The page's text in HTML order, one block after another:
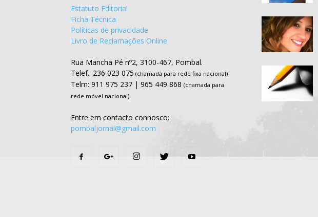
Estatuto Editorial
Ficha Técnica
Políticas de privacidade
Livro de Reclamações Online
Rua Mancha Pé nº2, 3100-467, Pombal.
Telef.: 236 023 075 (chamada para rede fixa nacional)
Telm: 911 975 237 | 965 449 868 (chamada para
rede móvel nacional)
Entre em contacto connosco:
pombaljornal@gmail.com